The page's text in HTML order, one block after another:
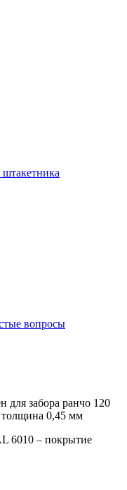
вопросы
для забора ранчо 120
толщина 0,45 мм
6010 – покрытие